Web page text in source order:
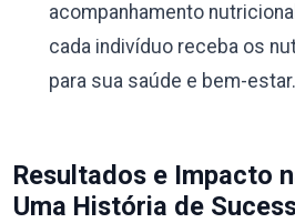
acompanhamento
cada indivíduo receba os
para sua saúde e bem-estar.
Resultados e Impacto
Uma História de